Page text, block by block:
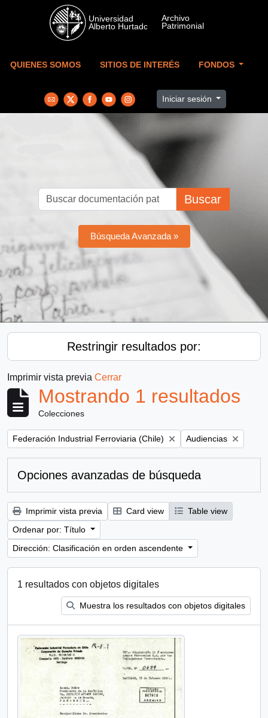
Skip to main content
QUIENES SOMOS SITIOS DE INTERÉS FONDOS
Iniciar sesión
Buscar
Búsqueda Avanzada »
Restringir resultados por:
Imprimir vista previa Cerrar
Mostrando 1 resultados
Colecciones
Remove filter:
Federación Industrial Ferroviaria (Chile) Remove filter:
Audiencias
Opciones avanzadas de búsqueda
Imprimir vista previa Card view
Table view
Ordenar por: Título
Dirección: Clasificación en orden ascendente
1 resultados con objetos digitales
Muestra los resultados con objetos digitales